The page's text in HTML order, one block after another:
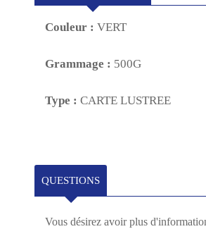
Couleur : VERT
Grammage : 500G
Type : CARTE LUSTREE
QUESTIONS
Vous désirez avoir plus